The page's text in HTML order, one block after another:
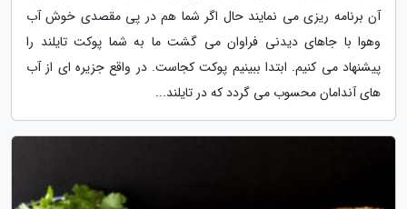
آن برنامه ریزی می نمایند حال اگر شما هم در پی مقصدی خوش آب
وهوا با جاهای دیدنی فراوان می گشت ما به شما پوکت تایلند را
پیشنهاد می کنیم. ابتدا ببینیم پوکت کجاست. در واقع جزیره ای از آب
های آندامان محسوب می گردد که در تایلند...